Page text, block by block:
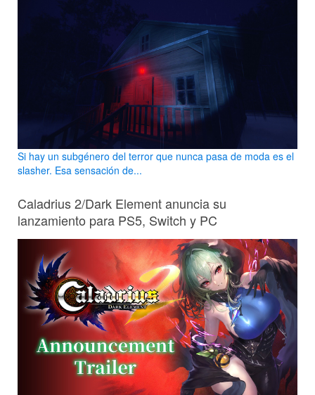
Si hay un subgénero del terror que nunca pasa de moda es el
slasher. Esa sensación de...
Caladrius 2/Dark Element anuncia su
lanzamiento para PS5, Switch y PC